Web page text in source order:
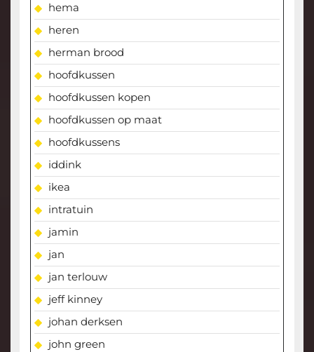
hema
heren
herman brood
hoofdkussen
hoofdkussen kopen
hoofdkussen op maat
hoofdkussens
iddink
ikea
intratuin
jamin
jan
jan terlouw
jeff kinney
johan derksen
john green